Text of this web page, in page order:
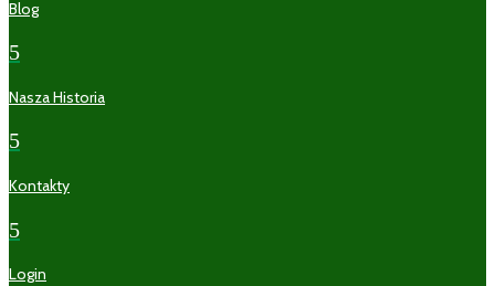
Blog
5
Nasza Historia
5
Kontakty
5
Login